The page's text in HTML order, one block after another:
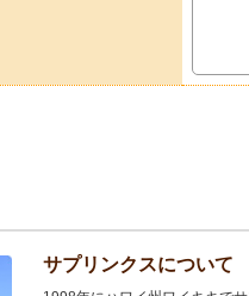
サプリンクスについて